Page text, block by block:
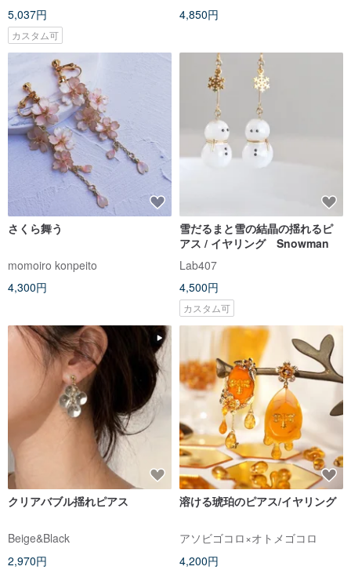
5,037円
カスタム可
4,850円
さくら舞う
momoiro konpeito
4,300円
雪だるまと雪の結晶の揺れるピ
アス / イヤリング Snowman
Lab407
4,500円
カスタム可
クリアバブル揺れピアス
Beige&Black
2,970円
溶ける琥珀のピアス/イヤリング
アソビゴコロ×オトメゴコロ
4,200円